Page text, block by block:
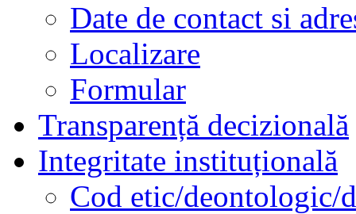
Date de contact si
Localizare
Formular
Transparență decizională
Integritate instituțională
Cod etic/deontologic/